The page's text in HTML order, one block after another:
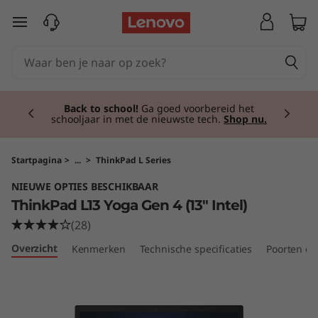
T
P
a
d
L
Ga naar de hoofdinhoud
Back to school! Ga goed voorbereid het
schooljaar in met de nieuwste tech. Shop nu.
Startpagina > ... > ThinkPad L Series
NIEUWE OPTIES BESCHIKBAAR
ThinkPad L13 Yoga Gen 4 (13" Intel)
(28)
Overzicht Kenmerken Technische specificaties Poorten